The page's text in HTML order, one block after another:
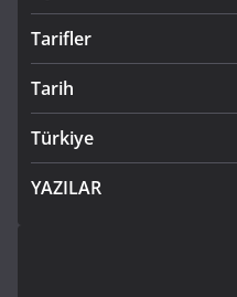
Tarifler
Tarih
Türkiye
YAZILAR